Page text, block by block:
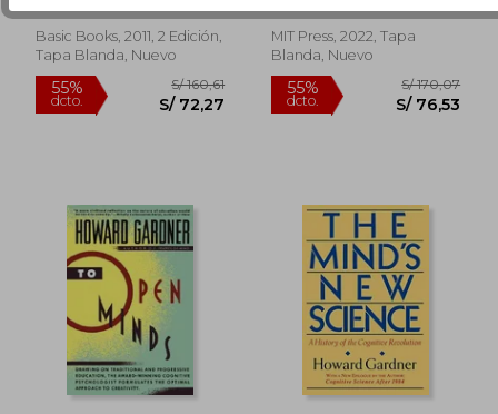
55%
dcto.
S/ 151,91
S/ 68,36
55%
dcto.
S/
S/
(en Inglés)
Basic Books, 2011, 2 Edición,
Tapa Blanda, Nuevo
(en Inglés)
MIT Press, 2022, Tapa
Blanda, Nuevo